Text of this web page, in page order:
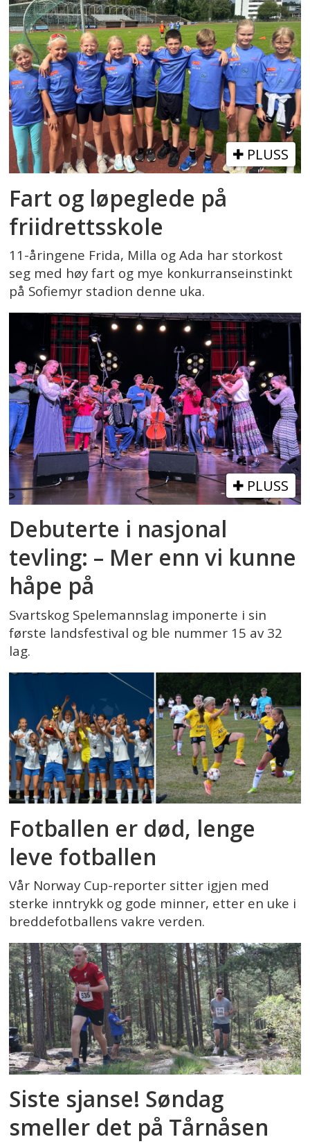
PLUSS
Fart og løpeglede på
friidrettsskole
11-åringene Frida, Milla og Ada har storkost
seg med høy fart og mye konkurranseinstinkt
på Sofiemyr stadion denne uka.
PLUSS
Debuterte i nasjonal
tevling: – Mer enn vi kunne
håpe på
Svartskog Spelemannslag imponerte i sin
første landsfestival og ble nummer 15 av 32
lag.
Fotballen er død, lenge
leve fotballen
Vår Norway Cup-reporter sitter igjen med
sterke inntrykk og gode minner, etter en uke i
breddefotballens vakre verden.
Siste sjanse! Søndag
smeller det på Tårnåsen